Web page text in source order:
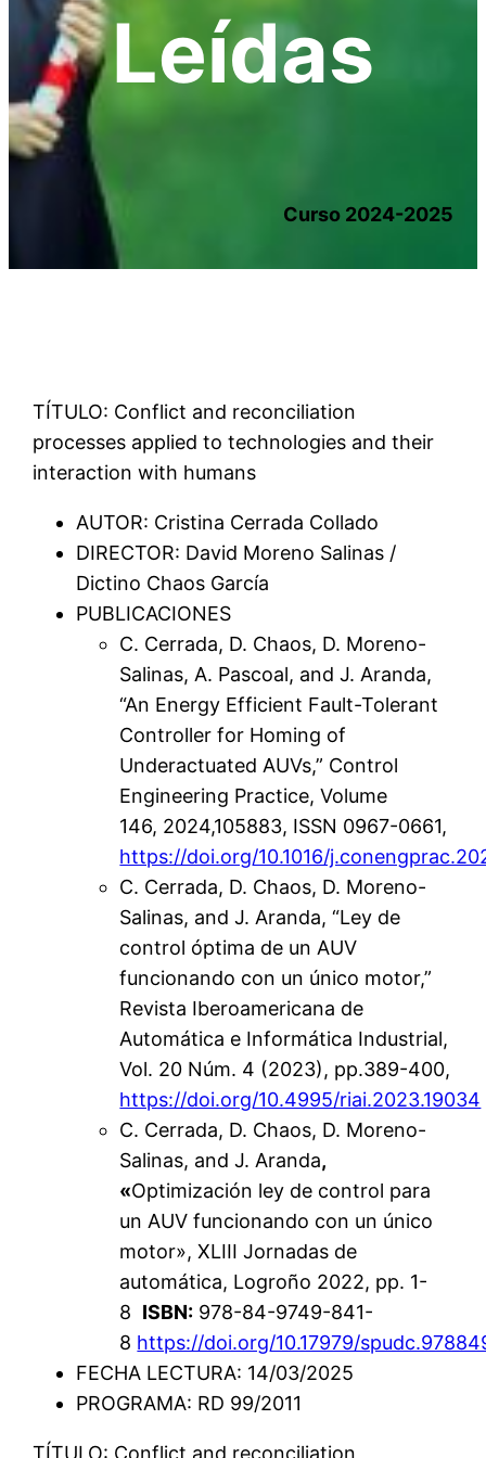
Leídas
Curso 2024-2025
TÍTULO: Conflict and reconciliation
processes applied to technologies and their
interaction with humans
AUTOR: Cristina Cerrada Collado
DIRECTOR: David Moreno Salinas /
Dictino Chaos García
PUBLICACIONES
C. Cerrada, D. Chaos, D. Moreno-
Salinas, A. Pascoal, and J. Aranda,
“An Energy Efficient Fault-Tolerant
Controller for Homing of
Underactuated AUVs,” Control
Engineering Practice, Volume
146, 2024,105883, ISSN 0967-0661,
https://doi.org/10.1016/
C. Cerrada, D. Chaos, D. Moreno-
Salinas, and J. Aranda, “Ley de
control óptima de un AUV
funcionando con un único motor,”
Revista Iberoamericana de
Automática e Informática Industrial,
Vol. 20 Núm. 4 (2023), pp.389-400,
https://doi.org/10.4995/riai.2023.19034
C. Cerrada, D. Chaos, D. Moreno-
Salinas, and J. Aranda,
«Optimización ley de control para
un AUV funcionando con un único
motor», XLIII Jornadas de
automática, Logroño 2022, pp. 1-
8 ISBN: 978-84-9749-841-
8 https://doi.org/10.17979/
FECHA LECTURA: 14/03/2025
PROGRAMA: RD 99/2011
TÍTULO: Conflict and reconciliation